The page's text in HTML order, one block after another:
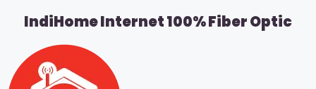
IndiHome Internet 100% Fiber Optic